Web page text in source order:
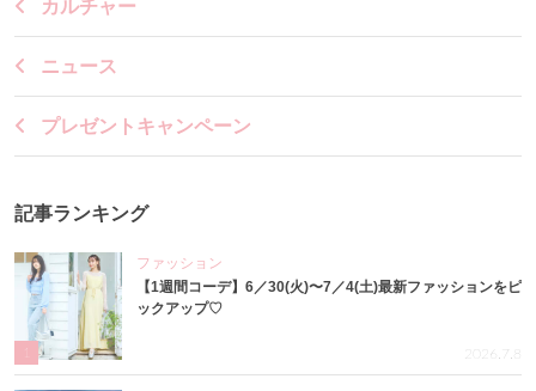
カルチャー
ニュース
プレゼントキャンペーン
記事ランキング
ファッション
【1週間コーデ】6／30(火)〜7／4(土)最新ファッションをピ
ックアップ♡
2026.7.8